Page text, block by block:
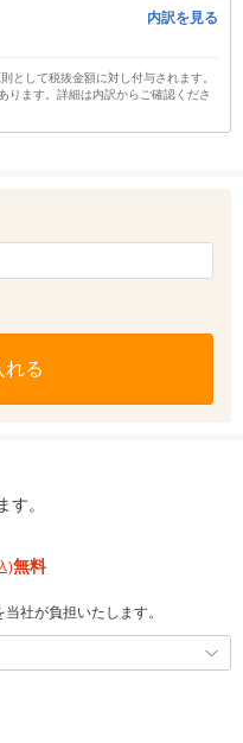
内訳を見る
として税抜金額に対し付与されます。
ります。詳細は内訳からご確認くださ
れる
す。
)無料
社が負担いたします。